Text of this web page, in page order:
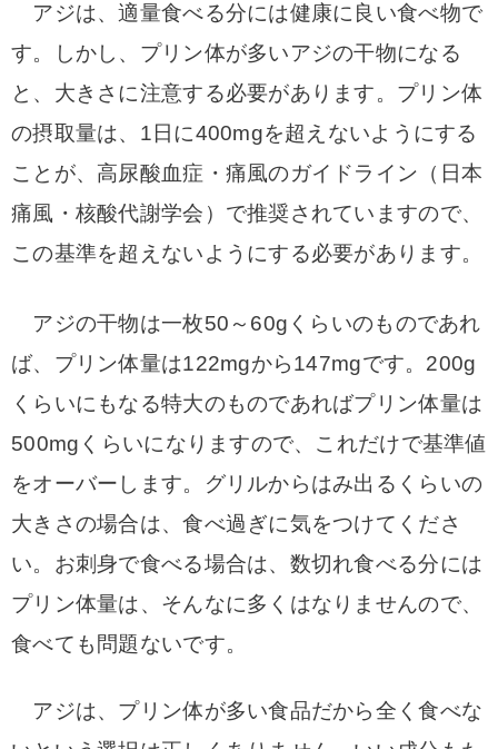
アジは、適量食べる分には健康に良い食べ物で
す。しかし、プリン体が多いアジの干物になる
と、大きさに注意する必要があります。 プリン体
の摂取量は、1日に400mgを超えないようにする
ことが、高尿酸血症・痛風のガイドライン（日本
痛風・核酸代謝学会）で推奨されていますので、
この基準を超えないようにする必要があります。
アジの干物は一枚50～60gくらいのものであれ
ば、プリン体量は122mgから147mgです。 200g
くらいにもなる特大のものであればプリン体量は
500mgくらいになりますので、これだけで基準値
をオーバーします。グリルからはみ出るくらいの
大きさの場合は、食べ過ぎに気をつけてくださ
い。お刺身で食べる場合は、数切れ食べる分には
プリン体量は、そんなに多くはなりませんので、
食べても問題ないです。
アジは、プリン体が多い食品だから全く食べな